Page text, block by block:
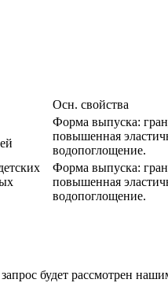
Осн. свойства
Форма выпуска:
повышенная
водопоглощение.
Форма выпуска:
повышенная
водопоглощение.
будет рассмотрен